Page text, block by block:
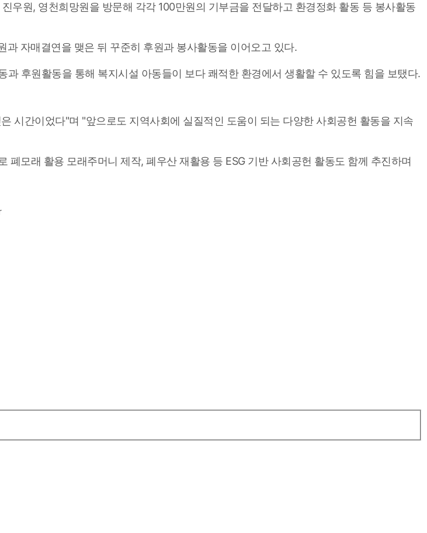
우원, 영천희망원을 방문해 각각 100만원의 기부금을 전달하고 환경정화 활동 등 봉사활동
자매결연을 맺은 뒤 꾸준히 후원과 봉사활동을 이어오고 있다.
후원활동을 통해 복지시설 아동들이 보다 쾌적한 환경에서 생활할 수 있도록 힘을 보탰다.
시간이었다"며 "앞으로도 지역사회에 실질적인 도움이 되는 다양한 사회공헌 활동을 지속
모래 활용 모래주머니 제작, 폐우산 재활용 등 ESG 기반 사회공헌 활동도 함께 추진하며